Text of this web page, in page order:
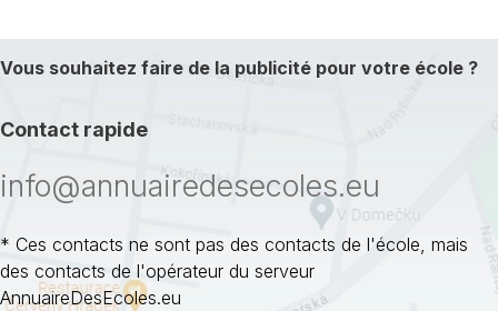
Vous souhaitez faire de la publicité pour votre école ?
Contact rapide
info@annuairedesecoles.eu
* Ces contacts ne sont pas des contacts de l'école, mais
des contacts de l'opérateur du serveur
AnnuaireDesEcoles.eu